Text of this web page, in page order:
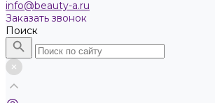
info@beauty-a.ru
Заказать звонок
Поиск